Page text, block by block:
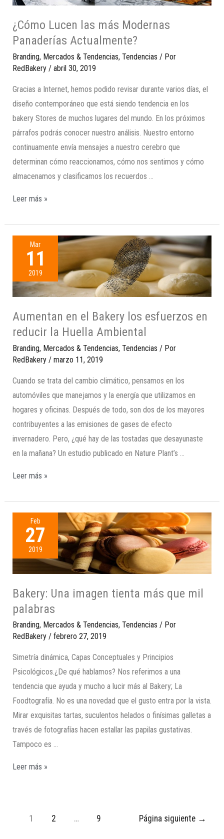
¿Cómo Lucen las más Modernas
Panaderías Actualmente?
Branding, Mercados & Tendencias, Tendencias / Por
RedBakery / abril 30, 2019
Gracias a Internet, hemos podido revisar durante varios días, el
diseño contemporáneo que está siendo tendencia en los
bakery Stores de muchos lugares del mundo. En los próximos
párrafos podrás conocer nuestro análisis. Nuestro entorno
continuamente envía mensajes a nuestro cerebro que
determinan cómo reaccionamos, cómo nos sentimos y cómo
almacenamos y clasificamos los recuerdos …
Leer más »
Mar
11
2019
Aumentan en el Bakery los esfuerzos en
reducir la Huella Ambiental
Branding, Mercados & Tendencias, Tendencias / Por
RedBakery / marzo 11, 2019
Cuando se trata del cambio climático, pensamos en los
automóviles que manejamos y la energía que utilizamos en
hogares y oficinas. Después de todo, son dos de los mayores
contribuyentes a las emisiones de gases de efecto
invernadero. Pero, ¿qué hay de las tostadas que desayunaste
en la mañana? Un estudio publicado en Nature Plant’s …
Leer más »
Feb
27
2019
Bakery: Una imagen tienta más que mil
palabras
Branding, Mercados & Tendencias, Tendencias / Por
RedBakery / febrero 27, 2019
Simetría dinámica, Capas Conceptuales y Principios
Psicológicos.¿De qué hablamos? Nos referimos a una
tendencia que ayuda y mucho a lucir más al Bakery; La
Foodtografía. No es una novedad que el gusto entra por la vista.
Mirar exquisitas tartas, suculentos helados o finísimas galletas a
través de fotografías hacen estallar las papilas gustativas.
Tampoco es …
Leer más »
1 2 … 9 Página siguiente →